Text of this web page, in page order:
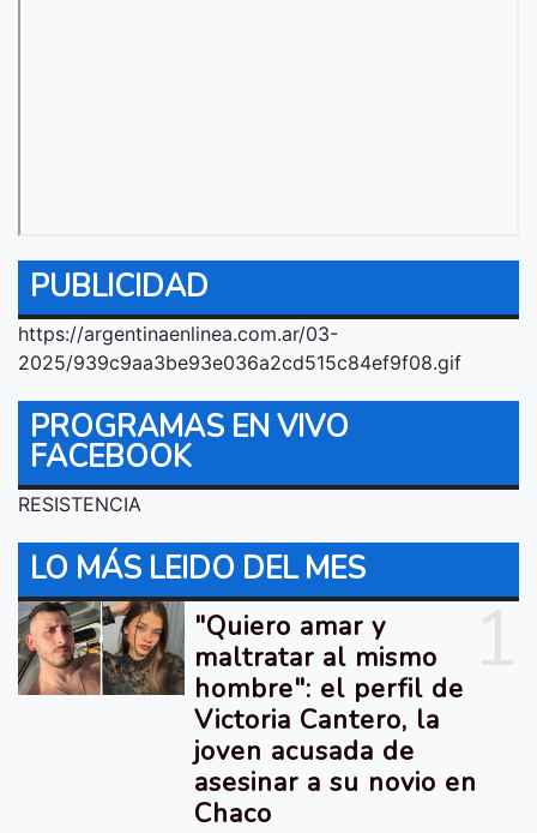
PUBLICIDAD
https://argentinaenlinea.com.ar/03-
2025/939c9aa3be93e036a2cd515c84ef9f08.gif
PROGRAMAS EN VIVO
FACEBOOK
RESISTENCIA
LO MÁS LEIDO DEL MES
"Quiero amar y
maltratar al mismo
hombre": el perfil de
Victoria Cantero, la
joven acusada de
asesinar a su novio en
Chaco